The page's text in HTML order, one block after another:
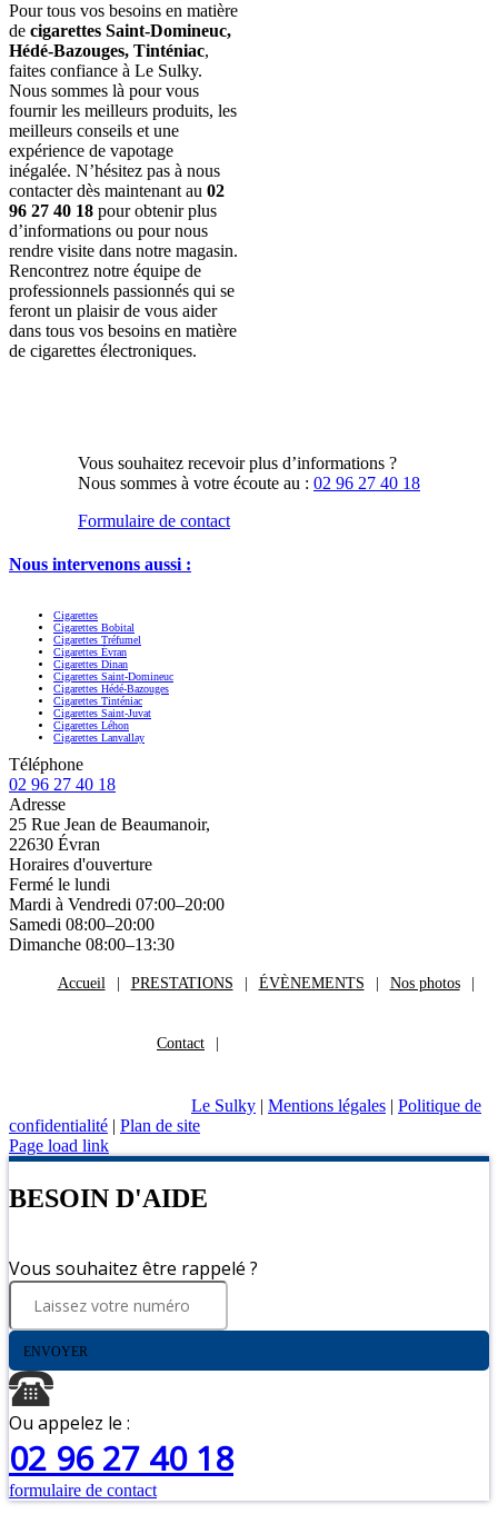
Pour tous vos besoins en matière
de cigarettes Saint-Domineuc,
Hédé-Bazouges, Tinténiac,
faites confiance à Le Sulky.
Nous sommes là pour vous
fournir les meilleurs produits, les
meilleurs conseils et une
expérience de vapotage
inégalée. N’hésitez pas à nous
contacter dès maintenant au 02
96 27 40 18 pour obtenir plus
d’informations ou pour nous
rendre visite dans notre magasin.
Rencontrez notre équipe de
professionnels passionnés qui se
feront un plaisir de vous aider
dans tous vos besoins en matière
de cigarettes électroniques.
Vous souhaitez recevoir plus d’informations ?
Nous sommes à votre écoute au : 02 96 27 40 18
Formulaire de contact
Nous intervenons aussi :
Cigarettes
Cigarettes Bobital
Cigarettes Tréfumel
Cigarettes Évran
Cigarettes Dinan
Cigarettes Saint-Domineuc
Cigarettes Hédé-Bazouges
Cigarettes Tinténiac
Cigarettes Saint-Juvat
Cigarettes Léhon
Cigarettes Lanvallay
Téléphone
02 96 27 40 18
Adresse
25 Rue Jean de Beaumanoir,
22630 Évran
Horaires d'ouverture
Fermé le lundi
Mardi à Vendredi 07:00–20:00
Samedi 08:00–20:00
Dimanche 08:00–13:30
Accueil PRESTATIONS ÉVÈNEMENTS Nos photos
Contact
Le Sulky | Mentions légales | Politique de
confidentialité | Plan de site
Page load link
BESOIN D'AIDE
Vous souhaitez être rappelé ?
ENVOYER
Ou appelez le :
02 96 27 40 18
formulaire de contact